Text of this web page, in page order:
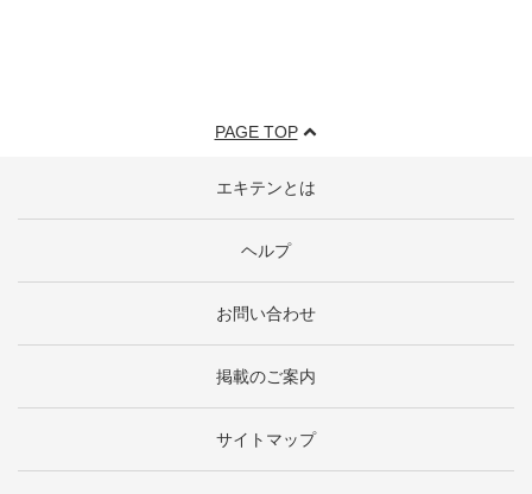
PAGE TOP
エキテンとは
ヘルプ
お問い合わせ
掲載のご案内
サイトマップ